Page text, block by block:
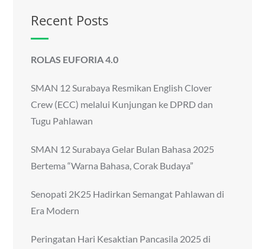
Recent Posts
ROLAS EUFORIA 4.0
SMAN 12 Surabaya Resmikan English Clover
Crew (ECC) melalui Kunjungan ke DPRD dan
Tugu Pahlawan
SMAN 12 Surabaya Gelar Bulan Bahasa 2025
Bertema “Warna Bahasa, Corak Budaya”
Senopati 2K25 Hadirkan Semangat Pahlawan di
Era Modern
Peringatan Hari Kesaktian Pancasila 2025 di